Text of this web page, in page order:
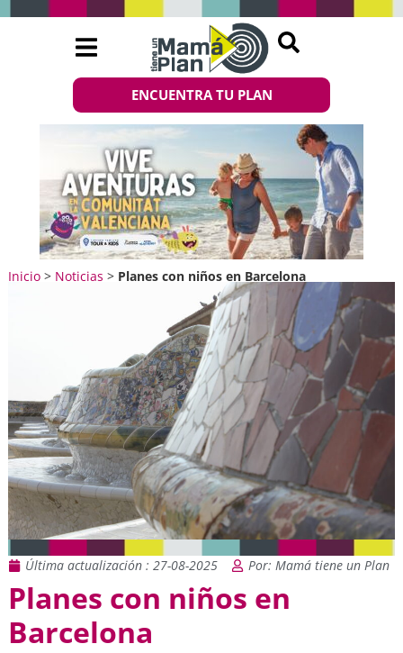
ENCUENTRA TU PLAN
Inicio> Noticias > Planes con niños en Barcelona
Última actualización : 27-08-2025 Por: Mamá tiene un Plan
Planes con niños en
Barcelona